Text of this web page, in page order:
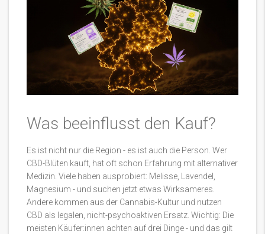
Was beeinflusst den Kauf?
Es ist nicht nur die Region - es ist auch die Person. Wer
CBD-Blüten kauft, hat oft schon Erfahrung mit alternativer
Medizin. Viele haben ausprobiert: Melisse, Lavendel,
Magnesium - und suchen jetzt etwas Wirksameres.
Andere kommen aus der Cannabis-Kultur und nutzen
CBD als legalen, nicht-psychoaktiven Ersatz. Wichtig: Die
meisten Käufer:innen achten auf drei Dinge - und das gilt